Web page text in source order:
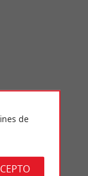
que data del
...
de